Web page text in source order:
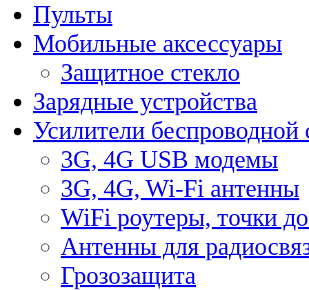
Пульты
Мобильные аксессуары
Защитное стекло
Зарядные устройства
Усилители беспроводной
3G, 4G USB модемы
3G, 4G, Wi-Fi антенны
WiFi роутеры, точки
Антенны для
Грозозащита